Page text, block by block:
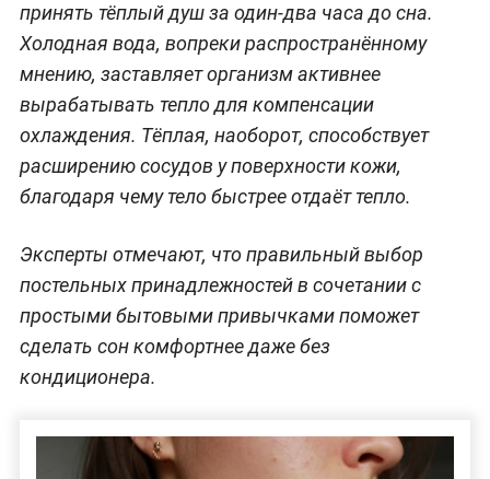
принять тёплый душ за один-два часа до сна.
Холодная вода, вопреки распространённому
мнению, заставляет организм активнее
вырабатывать тепло для компенсации
охлаждения. Тёплая, наоборот, способствует
расширению сосудов у поверхности кожи,
благодаря чему тело быстрее отдаёт тепло.
Эксперты отмечают, что правильный выбор
постельных принадлежностей в сочетании с
простыми бытовыми привычками поможет
сделать сон комфортнее даже без
кондиционера.